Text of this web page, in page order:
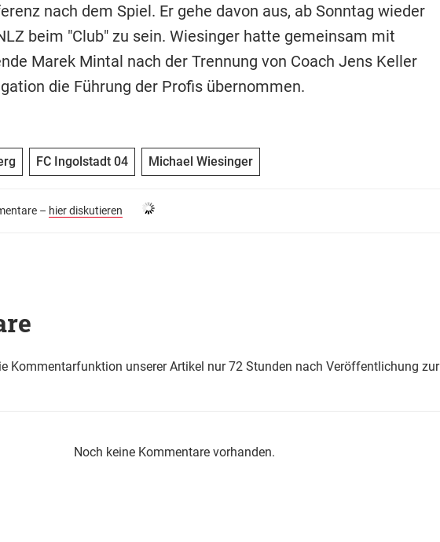
nach dem Spiel. Er gehe davon aus, ab Sonntag wieder
beim "Club" zu sein. Wiesinger hatte gemeinsam mit
Marek Mintal nach der Trennung von Coach Jens Keller
die Führung der Profis übernommen.
FC Ingolstadt 04 Michael Wiesinger
– hier diskutieren
Kommentarfunktion unserer Artikel nur 72 Stunden nach Veröffentlichung zur
Noch keine Kommentare vorhanden.